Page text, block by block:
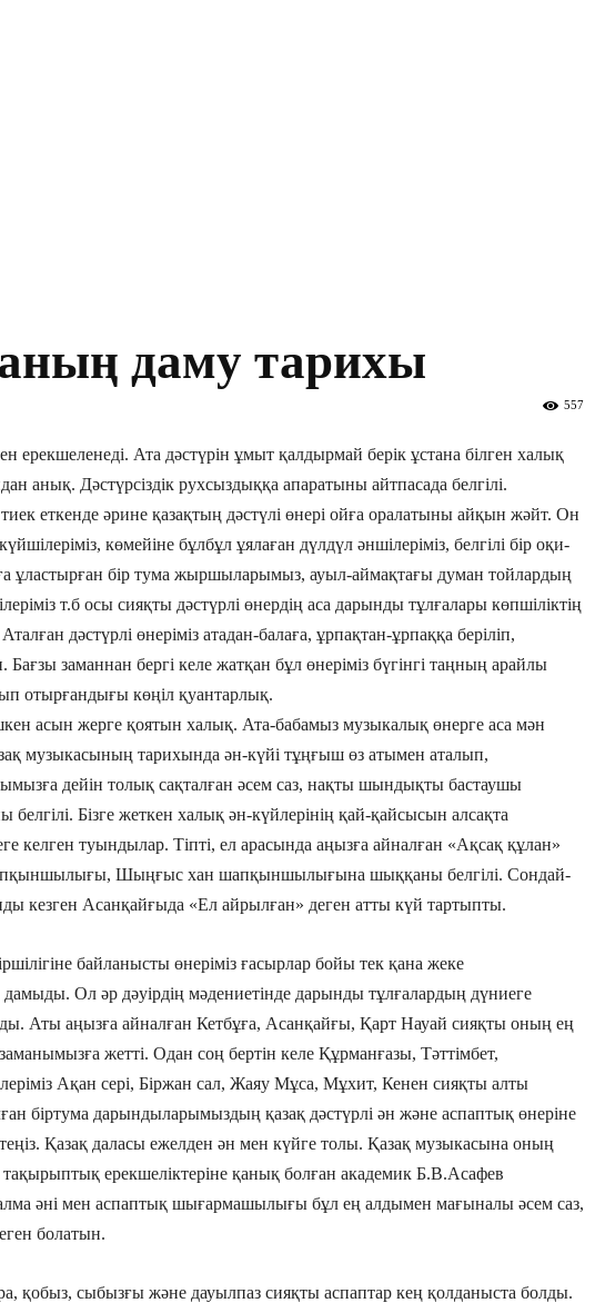
даму тарихы
557
ерек­ше­ле­неді. Ата дәстүрін ұмыт қал­дырмай берік ұстана білген халық
анық. Дәс­түрсіздік рухсыздыққа апаратыны айтпасада бел­гілі.
ет­кенде әрине қаза­қтың дәстүлі өнері ойға оралатыны ай­қын жәйт. Он
көмейіне бұлбұл ұялаған дүлдүл әншілеріміз, белгілі бір оқи­
ұластырған бір тума жыршыларымыз, ауыл-аймақтағы думан тойлардың
т.б осы сияқты дәстүрлі өнердің аса дарынды тұлғалары көп­шіліктің
дәстүрлі өнеріміз атадан-балаға, ұрпақтан-ұрпаққа беріліп,
заманнан бергі келе жатқан бұл өнеріміз бүгінгі таңның арайлы
отырғандығы көңіл қуан­тарлық.
асын жерге қоятын халық. Ата-бабамыз музыкалық өнер­ге аса мән
музыкасының тарихында ән-күйі тұңғыш өз атымен аталып,
дейін толық сақталған әсем саз, нақты шындықты бастаушы
Бізге жеткен халық ән-күй­лерінің қай-қайсысын алсақта
келген туындылар. Тіпті, ел арасын­да аңызға айналған «Ақсақ құлан»
Шың­ғыс хан шап­қыншылығына шық­қаны белгілі. Сондай-
кезген Асанқайғыда «Ел айрылған» деген атты күй тартыпты.
байланысты өнеріміз ғасырлар бойы тек қана жеке
Ол әр дәуір­дің мәдениетінде дарынды тұл­ғалардың дү­ниеге
Аты аңызға айналған Кетбұға, Асанқайғы, Қарт Науай сияқты оның ең
заманымызға жетті. Одан соң бертін келе Құрманғазы, Тәттімбет,
Ақан сері, Біржан сал, Жаяу Мұса, Мұхит, Кенен сияқты алты
біртума дарындыларымыздың қазақ дәстүрлі ән және аспаптық өнеріне
теңіз. Қазақ даласы ежелден ән мен күйге толы. Қазақ музыкасына оның
тақырыптық ерекшеліктеріне қанық болған академик Б.В.Асафев
әні мен аспаптық шығармашылығы бұл ең алдымен мағыналы әсем саз,
болатын.
қобыз, сыбызғы және дауылпаз сияқты аспаптар кең қол­даныста болды.